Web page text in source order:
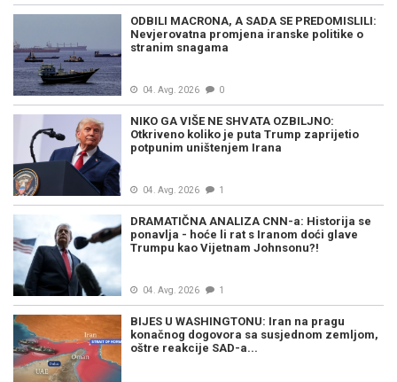
ODBILI MACRONA, A SADA SE PREDOMISLILI:
Nevjerovatna promjena iranske politike o
stranim snagama
04. Avg. 2026 0
NIKO GA VIŠE NE SHVATA OZBILJNO:
Otkriveno koliko je puta Trump zaprijetio
potpunim uništenjem Irana
04. Avg. 2026 1
DRAMATIČNA ANALIZA CNN-a: Historija se
ponavlja - hoće li rat s Iranom doći glave
Trumpu kao Vijetnam Johnsonu?!
04. Avg. 2026 1
BIJES U WASHINGTONU: Iran na pragu
konačnog dogovora sa susjednom zemljom,
oštre reakcije SAD-a...